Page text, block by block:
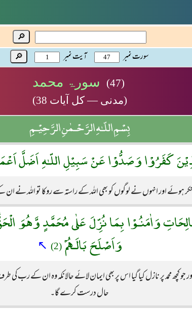
🔎
سورت نمبر آیت نمبر 🔎
(47) سورۃ محمد
(مدنی — کل آیات 38)
بِسْمِ اللّـٰهِ الرَّحْـمٰنِ الرَّحِيْـمِ
كَفَرُوْا وَصَدُّوْا عَنْ سَبِيْلِ اللّـٰهِ اَضَلَّ
ہوئے اور انہوں نے لوگوں کو بھی اللہ کے راستہ سے روکا تو اللہ نے
وَاٰمَنُـوْا بِمَا نُزِّلَ عَلٰى مُحَمَّدٍ وَّهُوَ
وَاَصْلَحَ بَالَـهُمْ (2)
↖
کچھ محمد پر نازل کیا گیا اس پر بھی ایمان لائے حالانکہ وہ ان کے رب
حال درست کرے گا۔